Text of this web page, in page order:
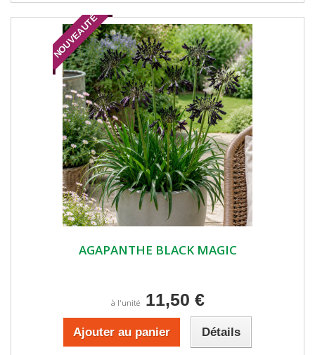
NOUVEAUTÉ
AGAPANTHE BLACK MAGIC
à l'unité 11,50 €
Ajouter au panier Détails